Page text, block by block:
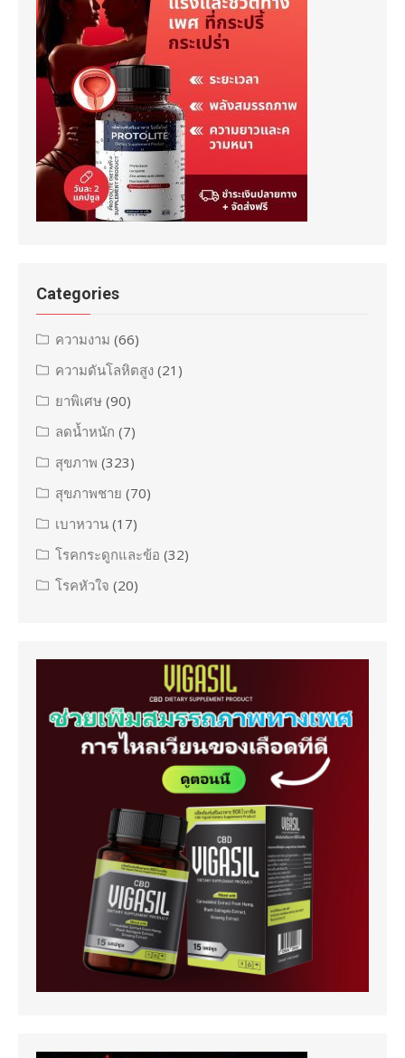
Categories
ความงาม (66)
ความดันโลหิตสูง (21)
ยาพิเศษ (90)
ลดน้ำหนัก (7)
สุขภาพ (323)
สุขภาพชาย (70)
เบาหวาน (17)
โรคกระดูกและข้อ (32)
โรคหัวใจ (20)